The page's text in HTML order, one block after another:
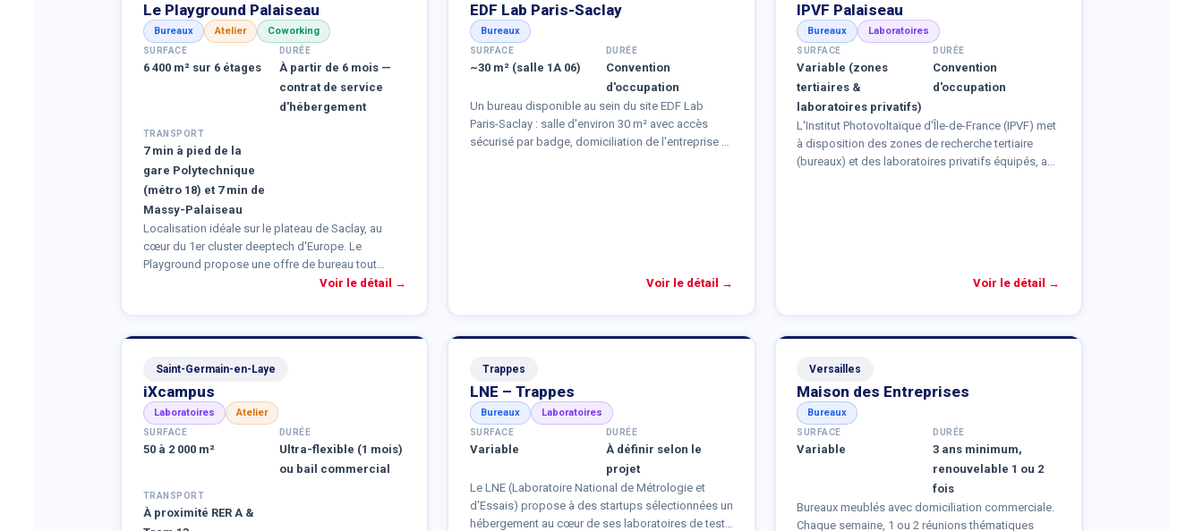
Le Playground Palaiseau
Bureaux Atelier Coworking
SURFACE
6 400 m² sur 6 étages
DURÉE
À partir de 6 mois —
contrat de service
d'hébergement
TRANSPORT
7 min à pied de la
gare Polytechnique
(métro 18) et 7 min de
Massy-Palaiseau
Localisation idéale sur le plateau de Saclay, au
cœur du 1er cluster deeptech d'Europe. Le
Playground propose une offre de bureau tout
inclus (services et mobilier), avec animations
restaurant, et un magnifique rooftop avec vue sur
Voir le détail →
EDF Lab Paris-Saclay
Bureaux
SURFACE
~30 m² (salle 1A 06)
DURÉE
Convention
d'occupation
Un bureau disponible au sein du site EDF Lab
Paris-Saclay : salle d'environ 30 m² avec accès
sécurisé par badge, domiciliation de l'entreprise et
Voir le détail →
IPVF Palaiseau
Bureaux Laboratoires
SURFACE
Variable (zones
tertiaires &
laboratoires privatifs)
DURÉE
Convention
d'occupation
L'Institut Photovoltaïque d'Île-de-France (IPVF) met
à disposition des zones de recherche tertiaire
(bureaux) et des laboratoires privatifs équipés, au
Voir le détail →
Saint-Germain-en-Laye
iXcampus
Laboratoires Atelier
SURFACE
50 à 2 000 m²
DURÉE
Ultra-flexible (1 mois)
ou bail commercial
TRANSPORT
À proximité RER A &
Trappes
LNE – Trappes
Bureaux Laboratoires
SURFACE
Variable
DURÉE
À définir selon le
projet
Le LNE (Laboratoire National de Métrologie et
d'Essais) propose à des startups sélectionnées un
hébergement au cœur de ses laboratoires de tests
Versailles
Maison des Entreprises
Bureaux
SURFACE
Variable
DURÉE
3 ans minimum,
renouvelable 1 ou 2
fois
Bureaux meublés avec domiciliation commerciale.
Chaque semaine, 1 ou 2 réunions thématiques